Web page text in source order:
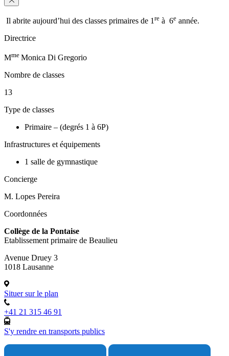
Il abrite aujourd’hui des classes primaires de 1 re à 6e année.
Directrice
Mme Monica Di Gregorio
Nombre de classes
13
Type de classes
Primaire – (degrés 1 à 6P)
Infrastructures et équipements
1 salle de gymnastique
Concierge
M. Lopes Pereira
Coordonnées
Collège de la Pontaise
Etablissement primaire de Beaulieu
Avenue Druey 3
1018 Lausanne
Situer sur le plan
+41 21 315 46 91
S'y rendre en transports publics